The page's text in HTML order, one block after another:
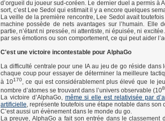
d’orgueil du joueur sud-coréen. Le dernier duel a permis à
sort, c’est Lee Sedol qui estimait il y a encore quelques
La veille de la première rencontre, Lee Sedol avait
machine possède de nets avantages sur l’humain. Elle
partie, n’étant ni pressée, ni attentiste, ni épuisée, ni
par ses émotions ou son comportement, ce qui peut aider
C'est une victoire incontestable pour AlphaGo
La difficulté centrale pour une IA au jeu de go réside
chaque coup pour essayer de déterminer la meilleure
à 10170, ce qui est considérablement plus élevé que le
nombre d’atomes se trouvant dans l’univers observable (10
La victoire d’AlphaGo, même si elle est relativisée par
artificielle, représente toutefois une étape notable dans son
C’est aussi un évènement dans le monde du go.
La preuve, AlphaGo a fait son entrée dans le